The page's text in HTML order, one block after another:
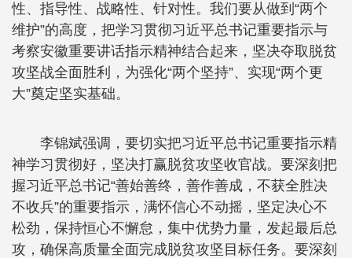
性、指导性、战略性、针对性。我们要从做到“两个
维护”的高度，把学习贯彻习近平总书记重要指示与
考察安徽重要讲话指示精神结合起来，坚决夺取脱贫
攻坚战全面胜利，为强化“两个坚持”、实现“两个更
大”奠定坚实基础。
李锦斌强调，要切实把习近平总书记重要指示精
神学习贯彻好，坚决打赢脱贫攻坚收官战。要深刻把
握习近平总书记“善始善终，善作善成，不获全胜决
不收兵”的重要指示，满怀信心不动摇，坚定决心不
松劲，保持恒心不懈怠，集中优势力量，发起最后总
攻，确保高质量全面完成脱贫攻坚目标任务。要深刻